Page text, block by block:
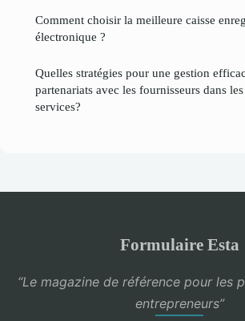
Comment choisir la meilleure caisse
électronique ?
Quelles stratégies pour une gestion
partenariats avec les fournisseurs dans
services?
Formulaire Esta
“Le magazine de référence pour les
entrepreneurs”